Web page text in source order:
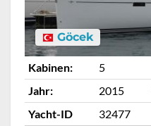
Göcek
Kabinen: 5
Jahr:
2015
Yacht-ID
32477